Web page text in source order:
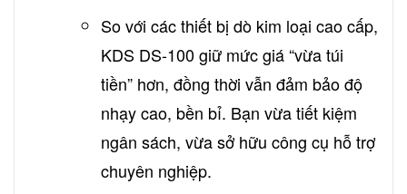
So với các thiết bị dò kim loại cao cấp,
KDS DS-100 giữ mức giá “vừa túi
tiền” hơn, đồng thời vẫn đảm bảo độ
nhạy cao, bền bỉ. Bạn vừa tiết kiệm
ngân sách, vừa sở hữu công cụ hỗ trợ
chuyên nghiệp.